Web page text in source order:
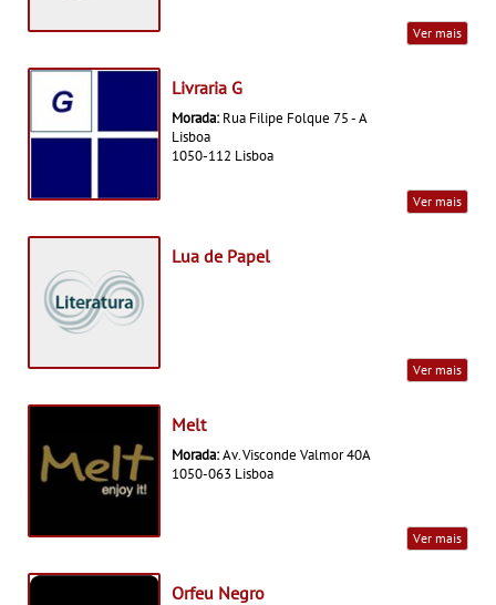
Ver mais
Livraria G
Morada: Rua Filipe Folque 75 - A
Lisboa
1050-112 Lisboa
Ver mais
Lua de Papel
Ver mais
Melt
Morada:Av. Visconde Valmor 40A
1050-063 Lisboa
Ver mais
Orfeu Negro